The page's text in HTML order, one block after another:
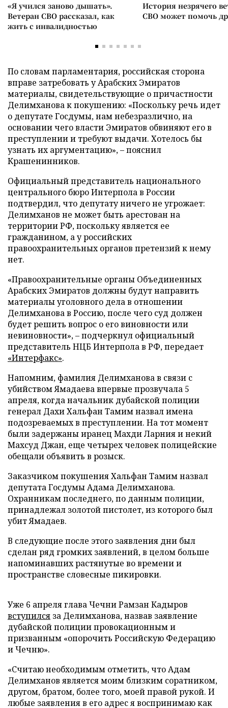
«Я учился заново дышать».
Ветеран СВО рассказал, как
жить с инвалидностью
История незрячего
СВО может помочь
По словам парламентария, российская сторона
вправе затребовать у Арабских Эмиратов
материалы, свидетельствующие о причастности
Делимханова к покушению: «Поскольку речь идет
о депутате Госдумы, нам небезразлично, на
основании чего власти Эмиратов обвиняют его в
преступлении и требуют выдачи. Хотелось бы
узнать их аргументацию», – пояснил
Крашенинников.
Официальный представитель национального
центрального бюро Интерпола в России
подтвердил, что депутату ничего не угрожает:
Делимханов не может быть арестован на
территории РФ, поскольку является ее
гражданином, а у российских
правоохранительных органов претензий к нему
нет.
«Правоохранительные органы Объединенных
Арабских Эмиратов должны будут направить
материалы уголовного дела в отношении
Делимханова в Россию, после чего суд должен
будет решить вопрос о его виновности или
невиновности», – подчеркнул официальный
представитель НЦБ Интерпола в РФ, передает
«Интерфакс».
Напомним, фамилия Делимханова в связи с
убийством Ямадаева впервые прозвучала 5
апреля, когда начальник дубайской полиции
генерал Дахи Хальфан Тамим назвал имена
подозреваемых в преступлении. На тот момент
были задержаны иранец Махди Ларния и некий
Махсуд Джан, еще четырех человек полицейские
обещали объявить в розыск.
Заказчиком покушения Хальфан Тамим назвал
депутата Госдумы Адама Делимханова.
Охранникам последнего, по данным полиции,
принадлежал золотой пистолет, из которого был
убит Ямадаев.
В следующие после этого заявления дни был
сделан ряд громких заявлений, в целом больше
напоминавших растянутые во времени и
пространстве словесные пикировки.
Уже 6 апреля глава Чечни Рамзан Кадыров
вступился за Делимханова, назвав заявление
дубайской полиции провокационным и
призванным «опорочить Российскую Федерацию
и Чечню».
«Считаю необходимым отметить, что Адам
Делимханов является моим близким соратником,
другом, братом, более того, моей правой рукой. И
любые заявления в его адрес я воспринимаю как